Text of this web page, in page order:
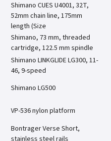
Shimano CUES U4001, 32T,
52mm chain line, 175mm
length (Size
Shimano, 73 mm, threaded
cartridge, 122.5 mm spindle
Shimano LINKGLIDE LG300, 11-
46, 9-speed
Shimano LG500
VP-536 nylon platform
Bontrager Verse Short,